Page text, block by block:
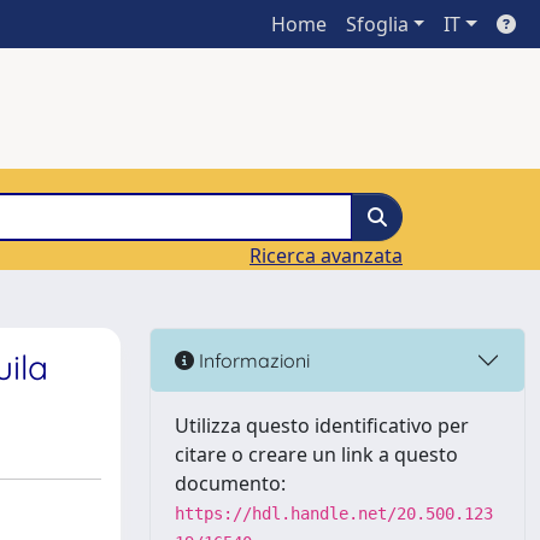
Home Sfoglia IT
Ricerca avanzata
Informazioni
Utilizza questo identificativo per
citare o creare un link a questo
documento:
https://hdl.handle.net/20.500.123